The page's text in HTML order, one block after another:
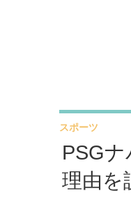
PSG
理由を
スポーツ